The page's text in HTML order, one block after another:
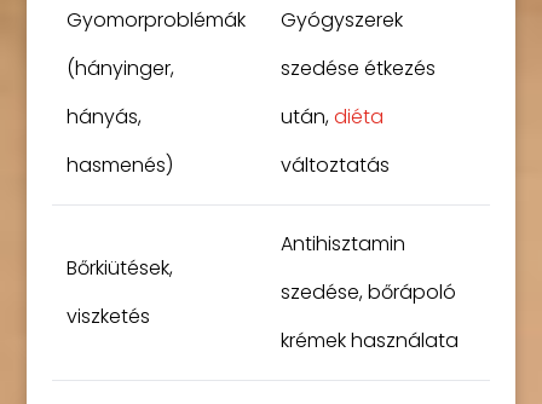
Gyomorproblémák
(hányinger,
hányás,
hasmenés)
Gyógyszerek
szedése étkezés
után,diéta
változtatás
Bőrkiütések,
viszketés
Antihisztamin
szedése, bőrápoló
krémek használata